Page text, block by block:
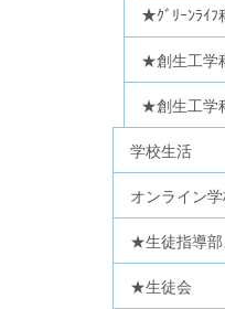
★ｸﾞﾘｰﾝﾗｲ
★創生工学
★創生工学
学校生活
オンライン
★生徒指導部
★生徒会